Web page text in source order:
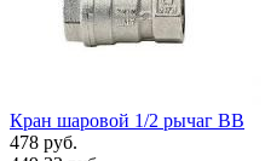
Кран шаровой 1/2 рычаг ВВ
478 руб.